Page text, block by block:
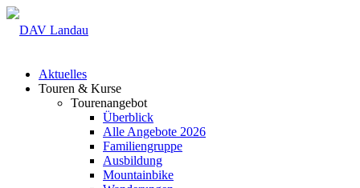
Aktuelles
Touren & Kurse
Tourenangebot
Überblick
Alle Angebote 2026
Familiengruppe
Ausbildung
Mountainbike